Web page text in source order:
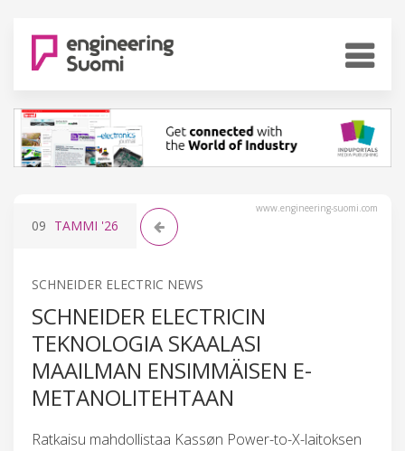
www.engineering-suomi.com
09 TAMMI '26
SCHNEIDER ELECTRIC NEWS
SCHNEIDER ELECTRICIN
TEKNOLOGIA SKAALASI
MAAILMAN ENSIMMÄISEN E-
METANOLITEHTAAN
Ratkaisu mahdollistaa Kassøn Power-to-X-laitoksen